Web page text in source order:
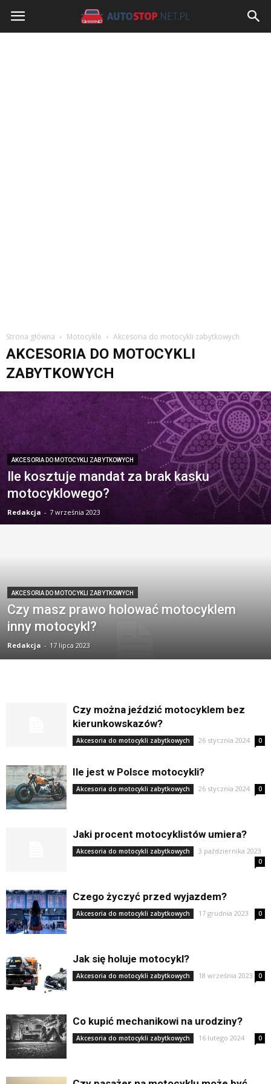
Strona główna Motocykle Akcesoria do motocykli zabytkowych
AKCESORIA DO MOTOCYKLI
ZABYTKOWYCH
AKCESORIA DO MOTOCYKLI ZABYTKOWYCH
Ile kosztuje mandat za brak kasku
motocyklowego?
Redakcja - 7 września 2023
AKCESORIA DO MOTOCYKLI ZABYTKOWYCH
Czy masz prawo holować motocyklem
inny motocykl?
Redakcja - 17 lipca 2023
Czy można jeździć motocyklem bez
kierunkowskazów?
Akcesoria do motocykli zabytkowych 26 stycznia 2024 0
Ile jest w Polsce motocykli?
Akcesoria do motocykli zabytkowych 26 stycznia 2024 0
Jaki procent motocyklistów umiera?
Akcesoria do motocykli zabytkowych 3 października 2023
0
Czego życzyć przed wyjazdem?
Akcesoria do motocykli zabytkowych 17 grudnia 2023 0
Jak się holuje motocykl?
Akcesoria do motocykli zabytkowych 18 września 2023 0
Co kupić mechanikowi na urodziny?
Akcesoria do motocykli zabytkowych 16 lutego 2024 0